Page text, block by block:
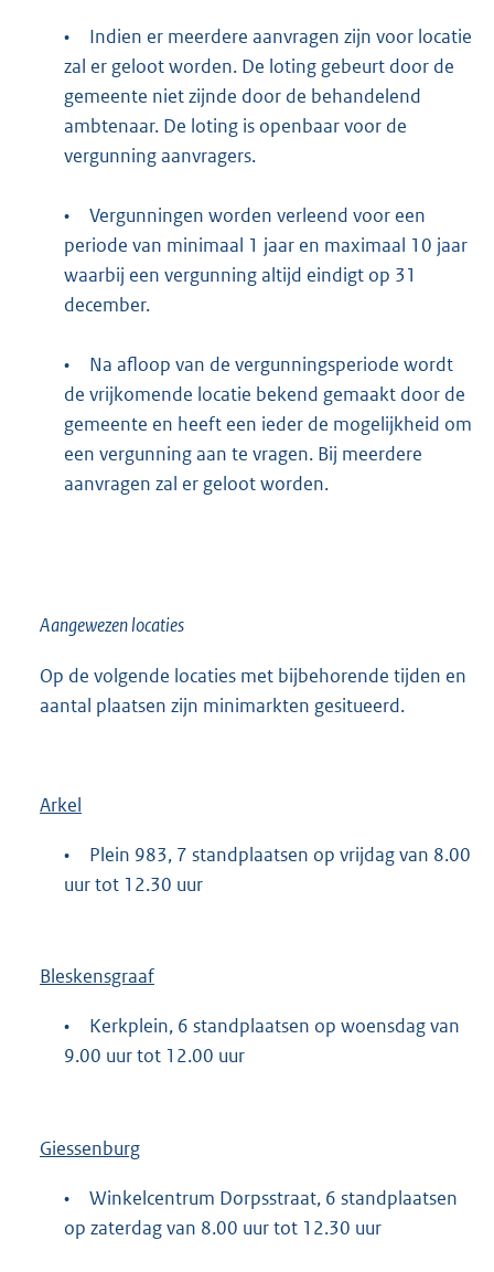
•
Indien er meerdere aanvragen zijn voor locatie
zal er geloot worden. De loting gebeurt door de
gemeente niet zijnde door de behandelend
ambtenaar. De loting is openbaar voor de
vergunning aanvragers.
•
Vergunningen worden verleend voor een
periode van minimaal 1 jaar en maximaal 10 jaar
waarbij een vergunning altijd eindigt op 31
december.
•
Na afloop van de vergunningsperiode wordt
de vrijkomende locatie bekend gemaakt door de
gemeente en heeft een ieder de mogelijkheid om
een vergunning aan te vragen. Bij meerdere
aanvragen zal er geloot worden.
Aangewezen locaties
Op de volgende locaties met bijbehorende tijden en
aantal plaatsen zijn minimarkten gesitueerd.
Arkel
•
Plein 983, 7 standplaatsen op vrijdag van 8.00
uur tot 12.30 uur
Bleskensgraaf
•
Kerkplein, 6 standplaatsen op woensdag van
9.00 uur tot 12.00 uur
Giessenburg
•
Winkelcentrum Dorpsstraat, 6 standplaatsen
op zaterdag van 8.00 uur tot 12.30 uur